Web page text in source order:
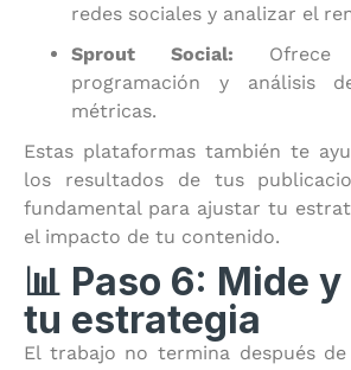
redes sociales y analizar el
Sprout Social: Ofrece
programación y análisis
métricas.
Estas plataformas también te
los resultados de tus
fundamental para ajustar tu
el impacto de tu contenido.
📊 Paso 6: Mide
tu estrategia
El trabajo no termina después